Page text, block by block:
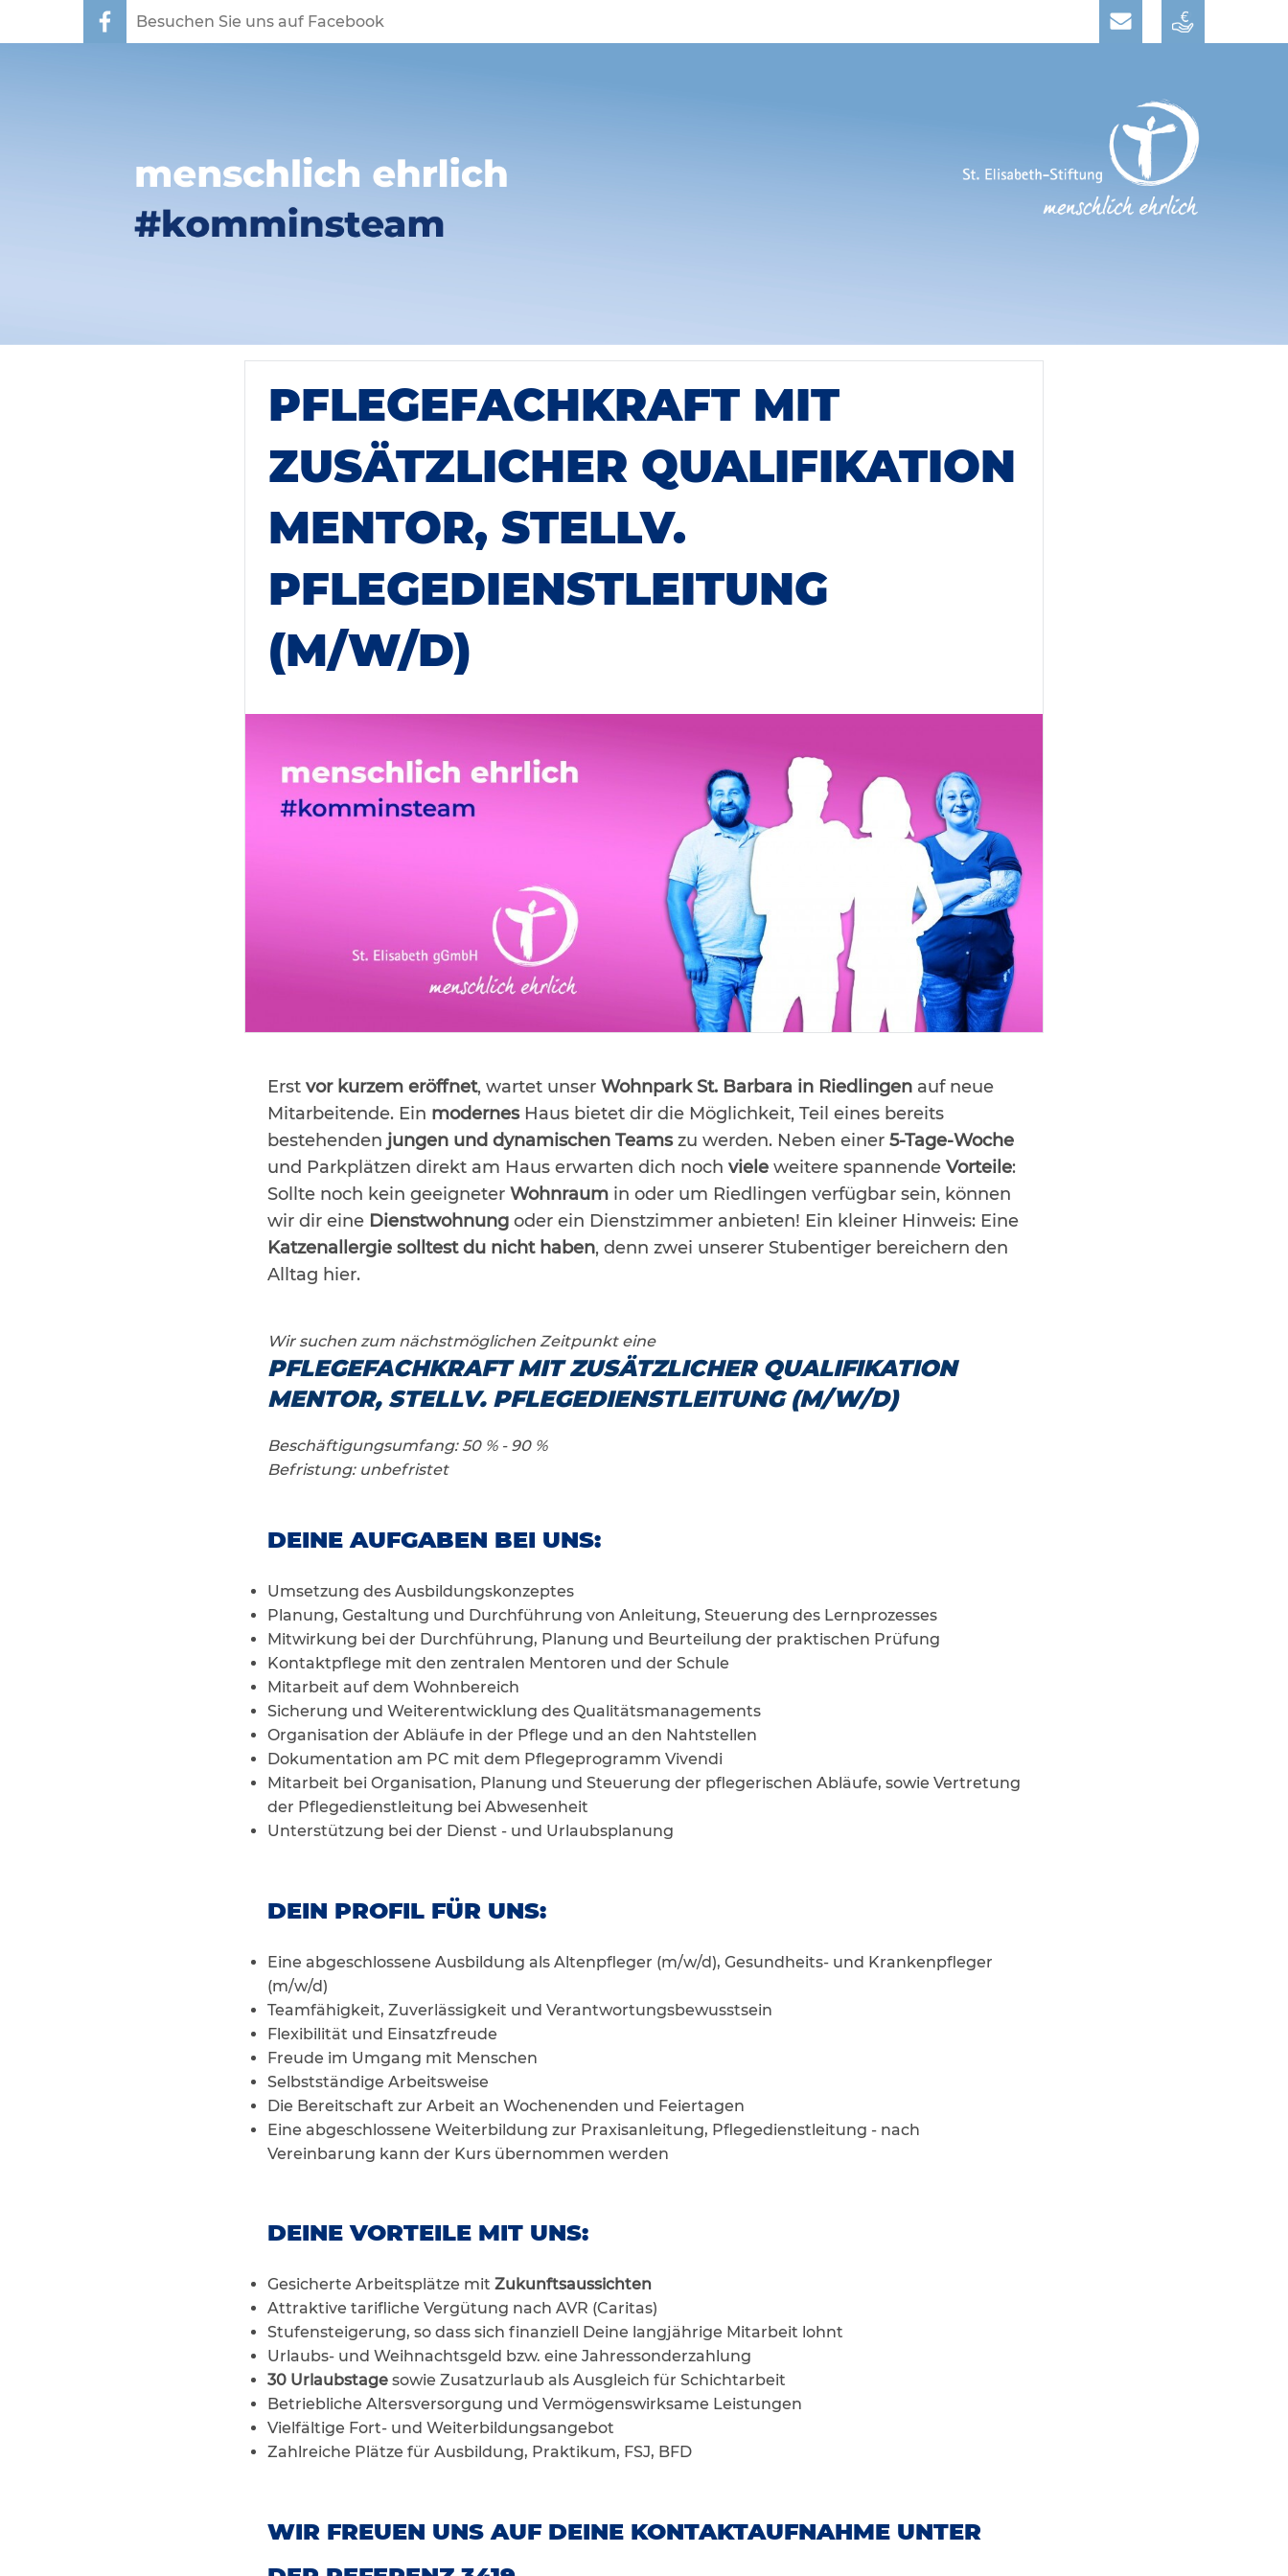
Besuchen Sie uns auf Facebook
PFLEGEFACHKRAFT MIT
ZUSÄTZLICHER QUALIFIKATION
MENTOR, STELLV.
PFLEGEDIENSTLEITUNG
(M/W/D)
Erst vor kurzem eröffnet, wartet unser Wohnpark St. Barbara in Riedlingen auf neue
Mitarbeitende. Ein modernes Haus bietet dir die Möglichkeit, Teil eines bereits
bestehenden jungen und dynamischen Teamszu werden. Neben einer 5-Tage-Woche
und Parkplätzen direkt am Haus erwarten dich noch viele weitere spannende Vorteile:
Sollte noch kein geeigneter Wohnraum in oder um Riedlingen verfügbar sein, können
wir dir eine Dienstwohnung oder ein Dienstzimmer anbieten! Ein kleiner Hinweis: Eine
Katzenallergie solltest du nicht haben, denn zwei unserer Stubentiger bereichern den
Alltag hier.
Wir suchen zum nächstmöglichen Zeitpunkt eine
PFLEGEFACHKRAFT MIT ZUSÄTZLICHER QUALIFIKATION
MENTOR, STELLV. PFLEGEDIENSTLEITUNG (M/W/D)
Beschäftigungsumfang: 50 % - 90 %
Befristung: unbefristet
DEINE AUFGABEN BEI UNS:
Umsetzung des Ausbildungskonzeptes
Planung, Gestaltung und Durchführung von Anleitung, Steuerung des Lernprozesses
Mitwirkung bei der Durchführung, Planung und Beurteilung der praktischen Prüfung
Kontaktpflege mit den zentralen Mentoren und der Schule
Mitarbeit auf dem Wohnbereich
Sicherung und Weiterentwicklung des Qualitätsmanagements
Organisation der Abläufe in der Pflege und an den Nahtstellen
Dokumentation am PC mit dem Pflegeprogramm Vivendi
Mitarbeit bei Organisation, Planung und Steuerung der pflegerischen Abläufe, sowie Vertretung
der Pflegedienstleitung bei Abwesenheit
Unterstützung bei der Dienst - und Urlaubsplanung
DEIN PROFIL FÜR UNS:
Eine abgeschlossene Ausbildung als Altenpfleger (m/w/d), Gesundheits- und Krankenpfleger
(m/w/d)
Teamfähigkeit, Zuverlässigkeit und Verantwortungsbewusstsein
Flexibilität und Einsatzfreude
Freude im Umgang mit Menschen
Selbstständige Arbeitsweise
Die Bereitschaft zur Arbeit an Wochenenden und Feiertagen
Eine abgeschlossene Weiterbildung zur Praxisanleitung, Pflegedienstleitung - nach
Vereinbarung kann der Kurs übernommen werden
DEINE VORTEILE MIT UNS:
Gesicherte Arbeitsplätze mit Zukunftsaussichten
Attraktive tarifliche Vergütung nach AVR (Caritas)
Stufensteigerung, so dass sich finanziell Deine langjährige Mitarbeit lohnt
Urlaubs- und Weihnachtsgeld bzw. eine Jahressonderzahlung
30 Urlaubstage sowie Zusatzurlaub als Ausgleich für Schichtarbeit
Betriebliche Altersversorgung und Vermögenswirksame Leistungen
Vielfältige Fort- und Weiterbildungsangebot
Zahlreiche Plätze für Ausbildung, Praktikum, FSJ, BFD
WIR FREUEN UNS AUF DEINE KONTAKTAUFNAHME UNTER